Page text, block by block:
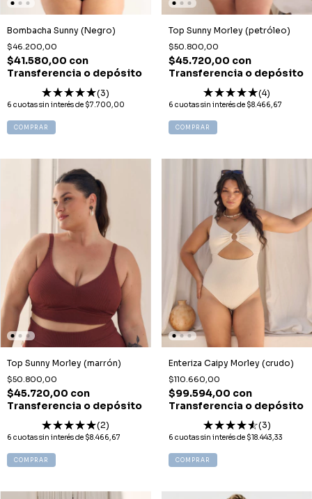
Bombacha Sunny (Negro)
$46.200,00
$41.580,00 con
Transferencia o depósito
(3)
6 cuotas sin interés de $7.700,00
COMPRAR
Top Sunny Morley (petróleo)
$50.800,00
$45.720,00 con
Transferencia o depósito
(4)
6 cuotas sin interés de $8.466,67
COMPRAR
Top Sunny Morley (marrón)
$50.800,00
$45.720,00 con
Transferencia o depósito
(2)
6 cuotas sin interés de $8.466,67
COMPRAR
Enteriza Caipy Morley (crudo)
$110.660,00
$99.594,00 con
Transferencia o depósito
(3)
6 cuotas sin interés de $18.443,33
COMPRAR